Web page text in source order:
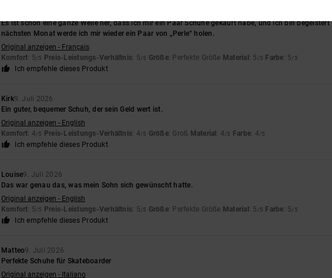
Es ist schon eine ganze Weile her, dass ich mir ein Paar Schuhe gekauft habe, und ich bin
nächsten Monat werde ich mir wieder ein Paar von „Perle“ holen.
Original anzeigen - Français
Komfort: 5/5 Preis-Leistungs-Verhältnis: 5/5 Größe: Perfekte Größe Material : 5 /5 Farbe: 5/5
Ich empfehle dieses Produkt
Kirk9. Juli 2026
Ein guter, bequemer Schuh, der sein Geld wert ist.
Original anzeigen - English
Komfort: 4/5 Preis-Leistungs-Verhältnis: 4/5 Größe: Groß Material : 4/5 Farbe: 4/5
Ich empfehle dieses Produkt
Louise9. Juli 2026
Das war genau das, was mein Sohn sich gewünscht hatte.
Original anzeigen - English
Komfort: 5/5 Preis-Leistungs-Verhältnis: 5/5 Größe: Perfekte Größe Material : 5 /5 Farbe: 5/5
Ich empfehle dieses Produkt
Matteo9. Juli 2026
Perfekte Schuhe für Skateboarder
Original anzeigen - Italiano